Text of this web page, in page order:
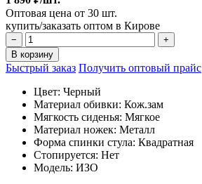
Оптовая цена от 30 шт.
купить/заказать оптом в Кирове
−
+
В корзину
Быстрый заказ Получить оптовый прайс
Цвет: Черный
Материал обивки: Кож.зам
Мягкость сиденья: Мягкое
Материал ножек: Металл
Форма спинки стула: Квадратная
Стопируется: Нет
Модель: ИЗО